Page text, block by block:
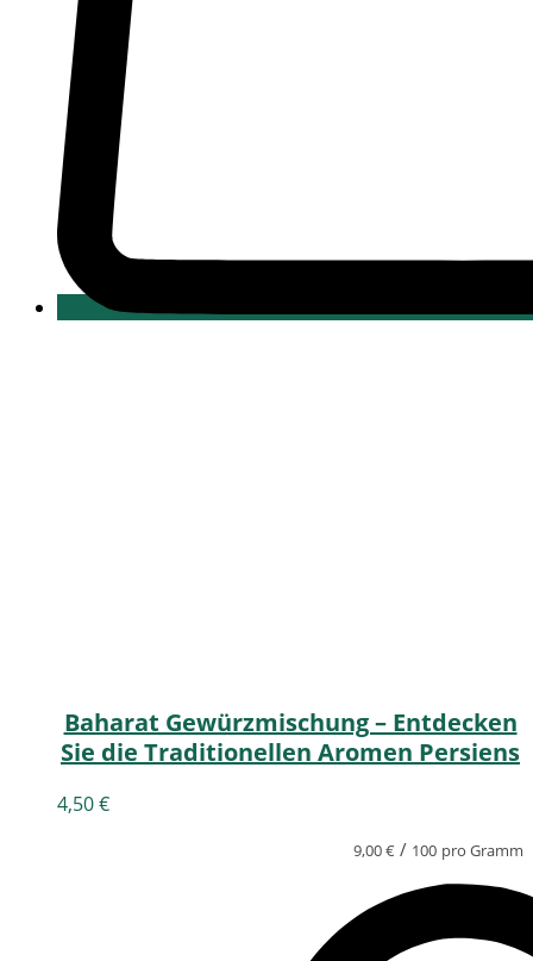
Baharat Gewürzmischung – Entdecken
Sie die Traditionellen Aromen Persiens
4,50€
9,00€ / 100 pro Gramm